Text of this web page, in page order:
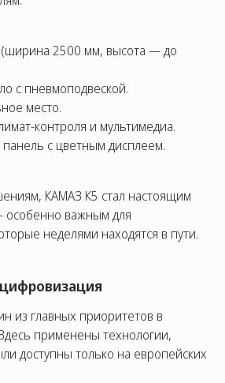
(ширина 2500 мм, высота — до
с пневмоподвеской.
место.
контроля и мультимедиа.
с цветным дисплеем.
КАМАЗ К5 стал настоящим
особенно важным для
неделями находятся в пути.
из главных приоритетов в
применены технологии,
доступны только на европейских